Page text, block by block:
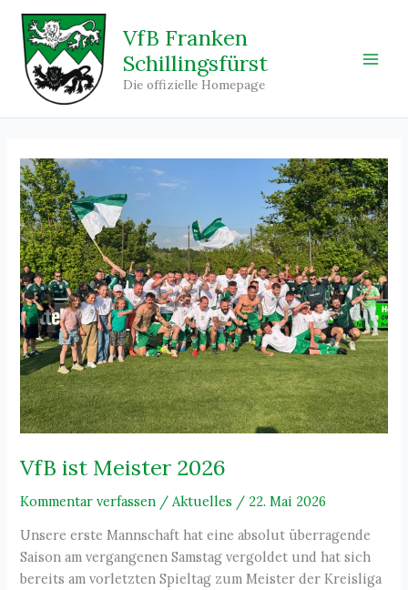
Zum
Inhalt
springen
VfB Franken
Schillingsfürst
Die offizielle Homepage
VfB ist Meister 2026
Kommentar verfassen /Aktuelles / 22. Mai 2026
Unsere erste Mannschaft hat eine absolut überragende
Saison am vergangenen Samstag vergoldet und hat sich
bereits am vorletzten Spieltag zum Meister der Kreisliga